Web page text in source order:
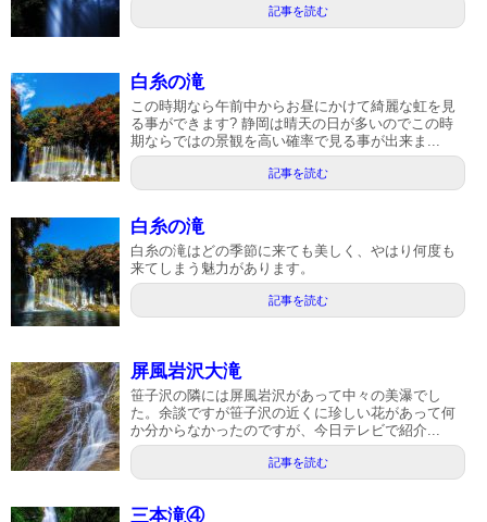
記事を読む
白糸の滝
この時期なら午前中からお昼にかけて綺麗な虹を見
る事ができます? 静岡は晴天の日が多いのでこの時
期ならではの景観を高い確率で見る事が出来ま...
記事を読む
白糸の滝
白糸の滝はどの季節に来ても美しく、やはり何度も
来てしまう魅力があります。
記事を読む
屏風岩沢大滝
笹子沢の隣には屏風岩沢があって中々の美瀑でし
た。余談ですが笹子沢の近くに珍しい花があって何
か分からなかったのですが、今日テレビで紹介...
記事を読む
三本滝④